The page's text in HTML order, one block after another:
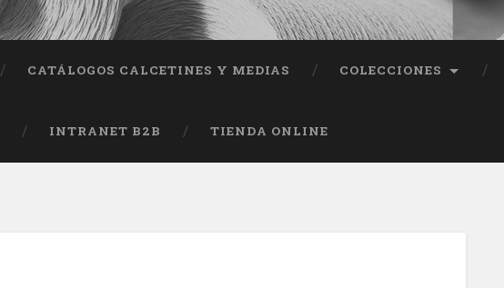
CATÁLOGOS CALCETINES Y MEDIAS COLECCIONES
INTRANET B2B TIENDA ONLINE